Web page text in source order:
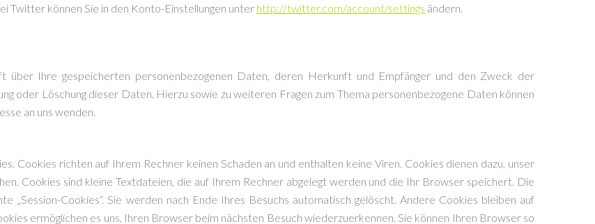
Twitter können Sie in den Konto-Einstellungen unter http://twitter.com/account/settings ändern.
über Ihre gespeicherten personenbezogenen Daten, deren Herkunft und Empfänger und den Zweck der
oder Löschung dieser Daten. Hierzu sowie zu weiteren Fragen zum Thema personenbezogene Daten können
an uns wenden.
Cookies richten auf Ihrem Rechner keinen Schaden an und enthalten keine Viren. Cookies dienen dazu, unser
Cookies sind kleine Textdateien, die auf Ihrem Rechner abgelegt werden und die Ihr Browser speichert. Die
„Session-Cookies“. Sie werden nach Ende Ihres Besuchs automatisch gelöscht. Andere Cookies bleiben auf
ermöglichen es uns, Ihren Browser beim nächsten Besuch wiederzuerkennen. Sie können Ihren Browser so